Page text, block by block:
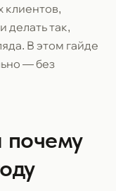
клиентов,
делать так,
В этом гайде
— без
почему